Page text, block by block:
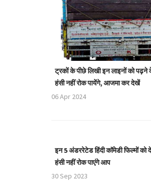
ट्रकों के पीछे लिखी इन लाइनों को पढ़ने
हंसी नहीं रोक पायेंगे, आजमा कर देखें
06 Apr 2024
इन 5 अंडररेटेड हिंदी कॉमेडी फिल्मों
हंसी नहीं रोक पाएंगे आप
30 Sep 2023